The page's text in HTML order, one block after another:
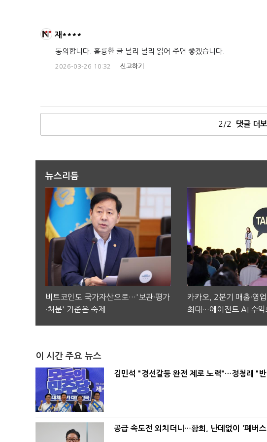
재****
동의합니다. 훌륭한 글 널리 널리 읽어 주면 좋겠습니다.
2026-03-26 10:32 신고하기
2/2 댓글 더보
뉴스리듬
비트코인도 국가자산으로…'보관·평가
·처분' 기준은 숙제
카카오, 2분기 매출·영
최대…에이전트 AI 수익
이 시간 주요 뉴스
김민석 "경선갈등 완전 제로 노력"…정청래 "
공급 속도전 외치더니…황희, 난데없이 '폐버